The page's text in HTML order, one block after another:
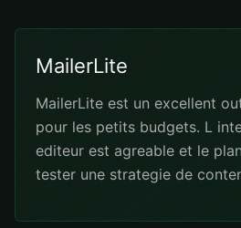
MailerLite
MailerLite est un excellent
pour les petits budgets. L
editeur est agreable et le
tester une strategie de